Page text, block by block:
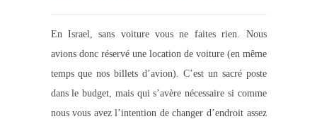
En Israel, sans voiture vous ne faites rien. Nous
avions donc réservé une location de voiture (en même
temps que nos billets d’avion). C’est un sacré poste
dans le budget, mais qui s’avère nécessaire si comme
nous vous avez l’intention de changer d’endroit assez